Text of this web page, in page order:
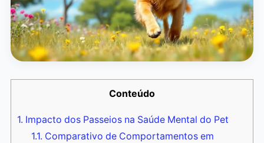
Conteúdo
1. Impacto dos Passeios na Saúde Mental do Pet
1.1. Comparativo de Comportamentos em